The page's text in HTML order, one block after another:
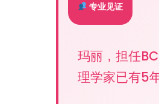
专业见证
玛丽，担任
理学家已有5